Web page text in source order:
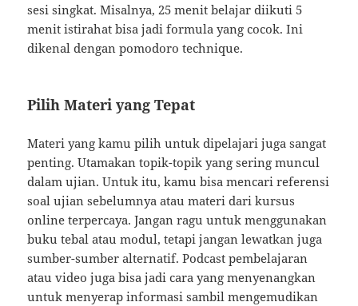
sesi singkat. Misalnya, 25 menit belajar diikuti 5
menit istirahat bisa jadi formula yang cocok. Ini
dikenal dengan pomodoro technique.
Pilih Materi yang Tepat
Materi yang kamu pilih untuk dipelajari juga sangat
penting. Utamakan topik-topik yang sering muncul
dalam ujian. Untuk itu, kamu bisa mencari referensi
soal ujian sebelumnya atau materi dari kursus
online terpercaya. Jangan ragu untuk menggunakan
buku tebal atau modul, tetapi jangan lewatkan juga
sumber-sumber alternatif. Podcast pembelajaran
atau video juga bisa jadi cara yang menyenangkan
untuk menyerap informasi sambil mengemudikan